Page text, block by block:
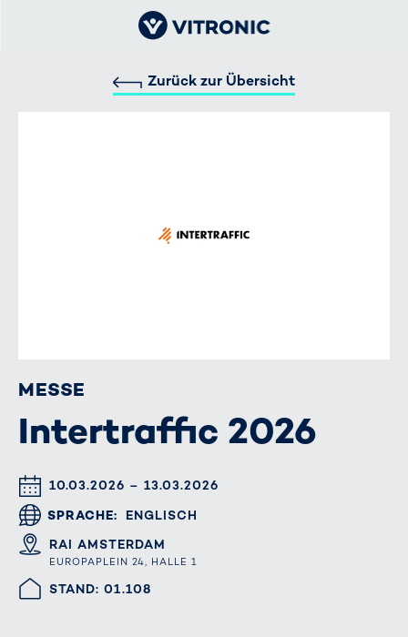
Zurück zur Übersicht
MESSE
Intertraffic 2026
DATUM & UHRZEIT
10.03.2026 – 13.03.2026
SPRACHE
ENGLISCH
ORT
RAI AMSTERDAM
EUROPAPLEIN 24, HALLE 1
HALLE/STAND
STAND: 01.108